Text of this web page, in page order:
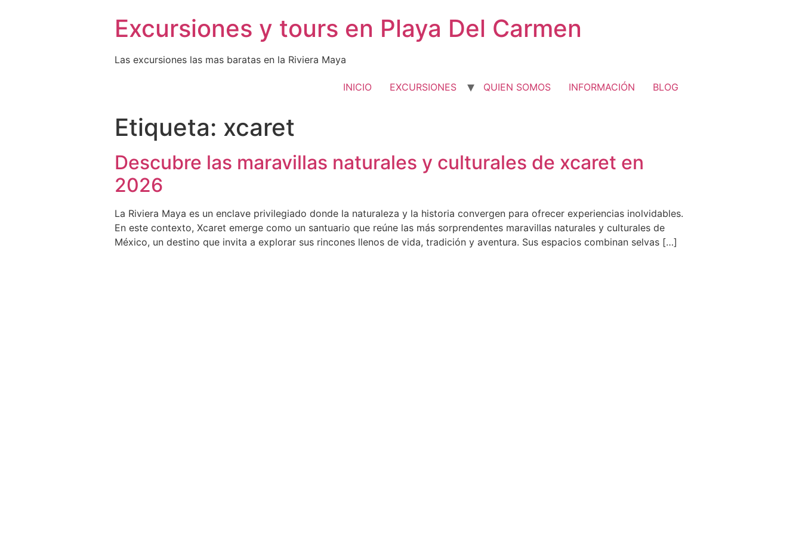
Excursiones y tours en Playa Del Carmen
Las excursiones las mas baratas en la Riviera Maya
INICIO EXCURSIONES QUIEN SOMOS INFORMACIÓN BLOG
Etiqueta: xcaret
Descubre las maravillas naturales y culturales de xcaret en
2026
La Riviera Maya es un enclave privilegiado donde la naturaleza y la historia convergen para ofrecer experiencias inolvidables.
En este contexto, Xcaret emerge como un santuario que reúne las más sorprendentes maravillas naturales y culturales de
México, un destino que invita a explorar sus rincones llenos de vida, tradición y aventura. Sus espacios combinan selvas […]